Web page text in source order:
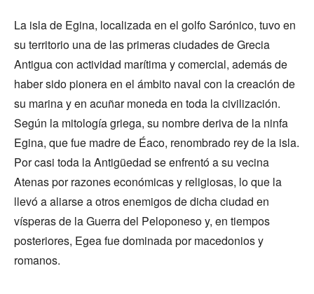
La isla de Egina, localizada en el golfo Sarónico, tuvo en
su territorio una de las primeras ciudades de Grecia
Antigua con actividad marítima y comercial, además de
haber sido pionera en el ámbito naval con la creación de
su marina y en acuñar moneda en toda la civilización.
Según la mitología griega, su nombre deriva de la ninfa
Egina, que fue madre de Éaco, renombrado rey de la isla.
Por casi toda la Antigüedad se enfrentó a su vecina
Atenas por razones económicas y religiosas, lo que la
llevó a aliarse a otros enemigos de dicha ciudad en
vísperas de la Guerra del Peloponeso y, en tiempos
posteriores, Egea fue dominada por macedonios y
romanos.